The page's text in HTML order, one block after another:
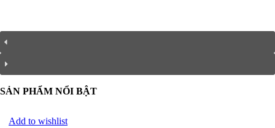
SẢN PHẨM NỔI BẬT
Add to wishlist